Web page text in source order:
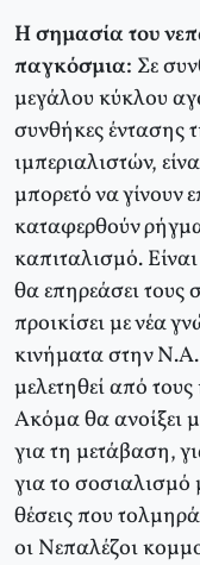
Η σημασία του
παγκόσμια: Σε
μεγάλου κύκλου
συνθήκες έντασης
ιμπεριαλιστών,
μπορετό να γίνουν
καταφερθούν
καπιταλισμό.
θα επηρεάσει τους
προικίσει με νέα
κινήματα στην
μελετηθεί από
Ακόμα θα ανοίξει
για τη μετάβαση,
για το
θέσεις που
οι Νεπαλέζοι